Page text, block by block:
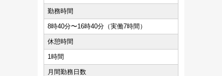
勤務時間
8時40分〜16時40分（実働7時間）
休憩時間
1時間
月間勤務日数